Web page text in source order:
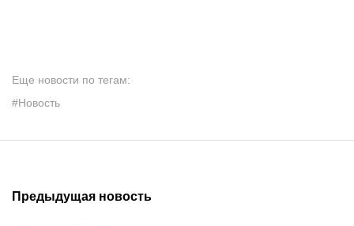
Еще новости по тегам:
#Новость
Предыдущая новость